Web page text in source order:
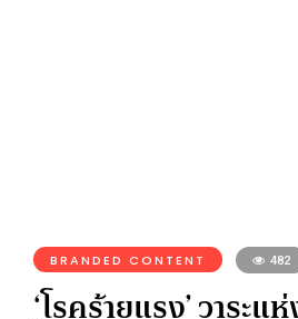
BRANDED CONTENT 482
‘โรคร้ายแรง’ วาระ